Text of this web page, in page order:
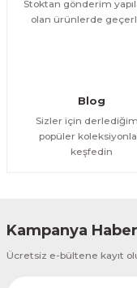
Stoktan gönderim
olan ürünlerde
Blog
Sizler için
popüler
keşfedin
Kampanya
Ücretsiz e-bültene kayıt